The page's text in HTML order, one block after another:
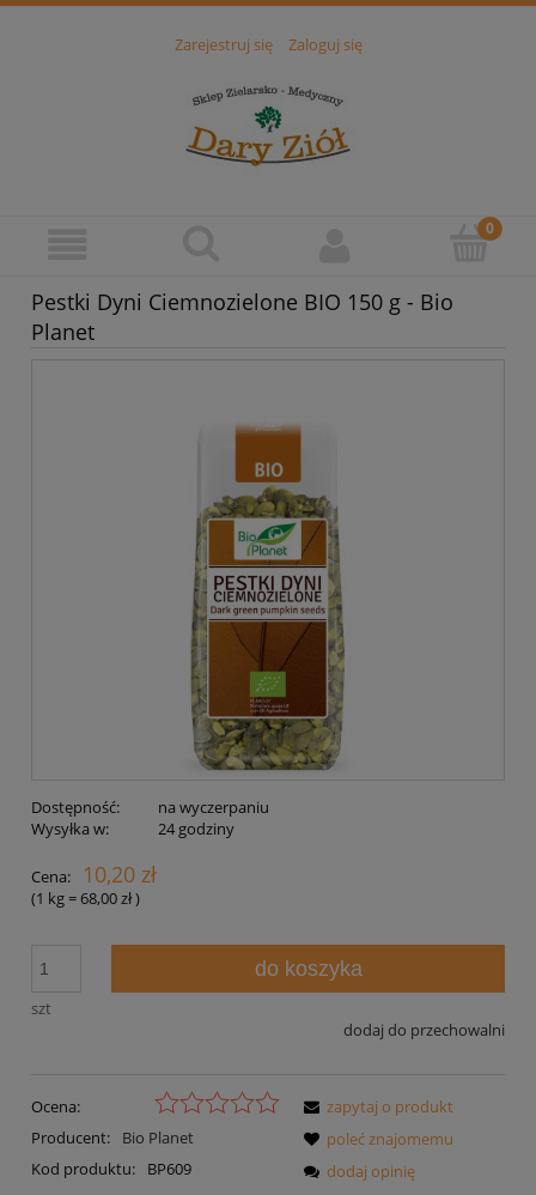
Zarejestruj się Zaloguj się
Pestki Dyni Ciemnozielone BIO 150 g - Bio
Planet
Dostępność:
na wyczerpaniu
Wysyłka w:
24 godziny
Cena: 10,20 zł
(1 kg=68,00 zł)
szt
do koszyka
dodaj do przechowalni
Ocena:
Producent:
Bio Planet
Kod produktu:
BP609
zapytaj o produkt
poleć znajomemu
dodaj opinię